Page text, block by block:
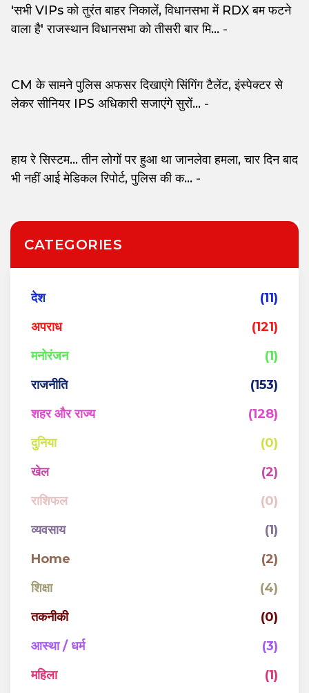
'सभी VIPs को तुरंत बाहर निकालें, विधानसभा में RDX बम फटने
वाला है' राजस्थान विधानसभा को तीसरी बार मि... -
CM के सामने पुलिस अफसर दिखाएंगे सिंगिंग टैलेंट, इंस्पेक्टर से
लेकर सीनियर IPS अधिकारी सजाएंगे सुरों... -
हाय रे सिस्टम... तीन लोगों पर हुआ था जानलेवा हमला, चार दिन बाद
भी नहीं आई मेडिकल रिपोर्ट, पुलिस की क... -
CATEGORIES
देश
(11)
अपराध
(121)
मनोरंजन
(1)
राजनीति
(153)
शहर और राज्य
(128)
दुनिया
(0)
खेल
(2)
राशिफल
(0)
व्यवसाय
(1)
Home
(2)
शिक्षा
(4)
तकनीकी
(0)
आस्था / धर्म
(3)
महिला
(1)